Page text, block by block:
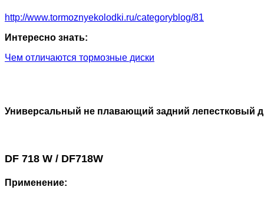
http://www.tormoznyekolodki.ru/categoryblog/81
Интересно знать:
Чем отличаются тормозные диски
Универсальный не плавающий задний лепестковый
DF 718 W / DF718W
Применение: